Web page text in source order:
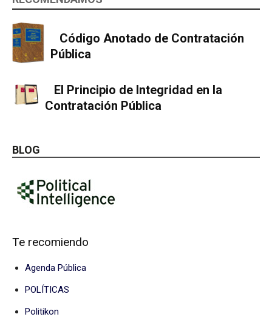
Código Anotado de Contratación
Pública
El Principio de Integridad en la
Contratación Pública
BLOG
Te recomiendo
Agenda Pública
POLÍTICAS
Politikon